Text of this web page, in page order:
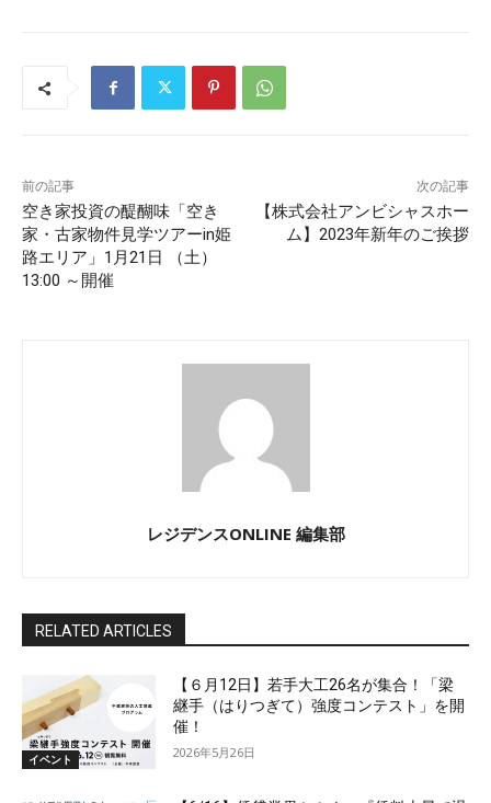
前の記事
空き家投資の醍醐味「空き
家・古家物件見学ツアーin姫
路エリア」1月21日 （土）
13:00 ～開催
次の記事
【株式会社アンビシャスホー
ム】2023年新年のご挨拶
レジデンスONLINE 編集部
RELATED ARTICLES
イベント
【６月12日】若手大工26名が集合！「梁
継手（はりつぎて）強度コンテスト」を開
催！
2026年5月26日